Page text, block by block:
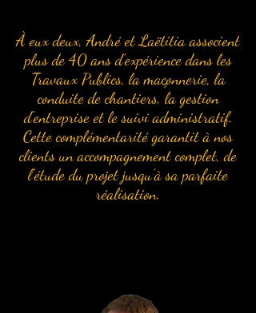
À eux deux, André et Laëtitia associent
plus de 40 ans d'expérience dans les
Travaux Publics, la maçonnerie, la
conduite de chantiers, la gestion
d'entreprise et le suivi administratif.
Cette complémentarité garantit à nos
clients un accompagnement complet, de
l'étude du projet jusqu'à sa parfaite
réalisation.